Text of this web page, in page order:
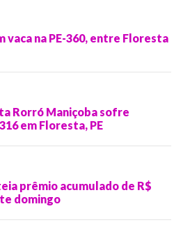
vaca na PE-360, entre Floresta
Rorró Maniçoba sofre
em Floresta, PE
prêmio acumulado de R$
domingo